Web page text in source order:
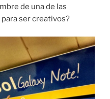
de una de las
ser creativos?